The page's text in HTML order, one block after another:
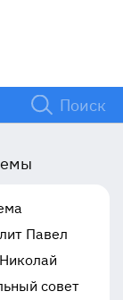
Павел
совет